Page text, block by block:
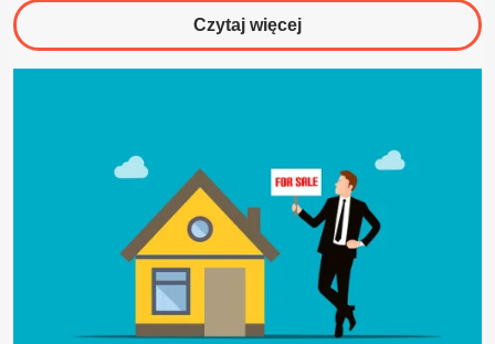
Czytaj więcejo
Reklama
reklamy
zewnętrznej